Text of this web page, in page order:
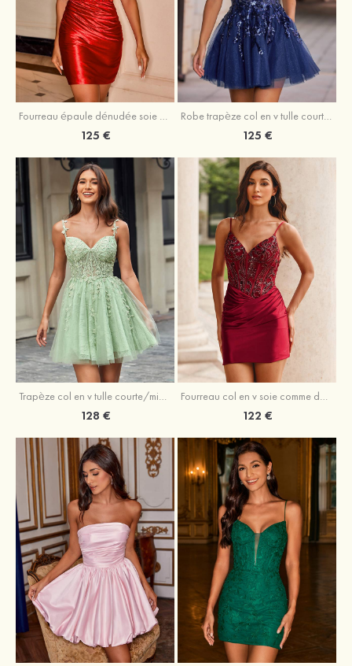
Fourreau épaule dénudée soie comme du satin courte/mini robe de fête de la rentrée
125 €
Robe trapèze col en v tulle courte/mini robe de fête de la rentrée avec poches paillettes
125 €
Trapèze col en v tulle courte/mini robe de fête de la rentrée avec perles
128 €
Fourreau col en v soie comme du satin courte/mini robe de fête de la rentrée avec paillettes
122 €